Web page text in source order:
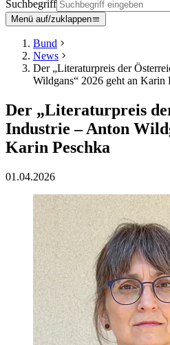
Suchbegriff
Menü auf/zuklappen
Bund
News
Der „Literaturpreis der
Wildgans“ 2026 geht an Karin
Der „Literaturpreis
Industrie – Anton
Karin Peschka
01.04.2026